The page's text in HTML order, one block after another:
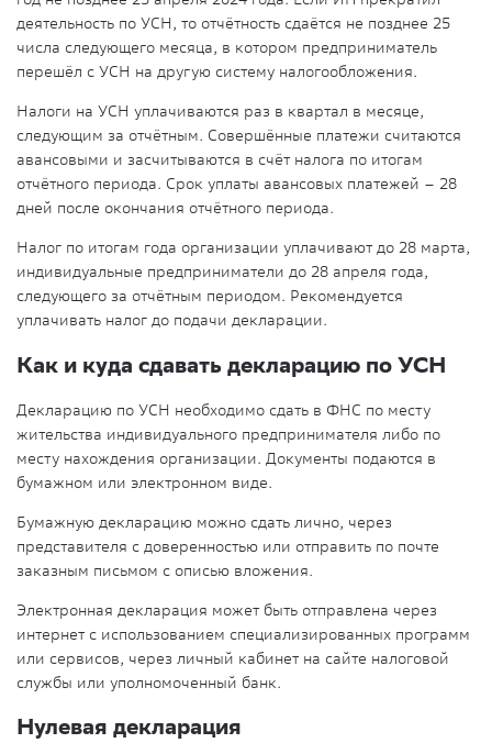
деятельность по УСН, то отчётность сдаётся не позднее 25
числа следующего месяца, в котором предприниматель
перешёл с УСН на другую систему налогообложения.
Налоги на УСН уплачиваются раз в квартал в месяце,
следующим за отчётным. Совершённые платежи считаются
авансовыми и засчитываются в счёт налога по итогам
отчётного периода. Срок уплаты авансовых платежей – 28
дней после окончания отчётного периода.
Налог по итогам года организации уплачивают до 28 марта,
индивидуальные предприниматели до 28 апреля года,
следующего за отчётным периодом. Рекомендуется
уплачивать налог до подачи декларации.
Как и куда сдавать декларацию по УСН
Декларацию по УСН необходимо сдать в ФНС по месту
жительства индивидуального предпринимателя либо по
месту нахождения организации. Документы подаются в
бумажном или электронном виде.
Бумажную декларацию можно сдать лично, через
представителя с доверенностью или отправить по почте
заказным письмом с описью вложения.
Электронная декларация может быть отправлена через
интернет с использованием специализированных программ
или сервисов, через личный кабинет на сайте налоговой
службы или уполномоченный банк.
Нулевая декларация